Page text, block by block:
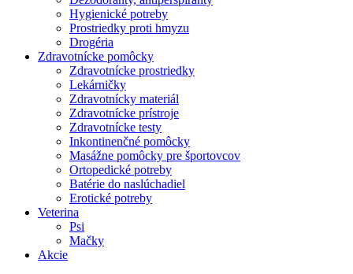
Hygienické potreby
Prostriedky proti hmyzu
Drogéria
Zdravotnícke pomôcky
Zdravotnícke prostriedky
Lekárničky
Zdravotnícky materiál
Zdravotnícke prístroje
Zdravotnícke testy
Inkontinenčné pomôcky
Masážne pomôcky pre športovcov
Ortopedické potreby
Batérie do naslúchadiel
Erotické potreby
Veterina
Psi
Mačky
Akcie